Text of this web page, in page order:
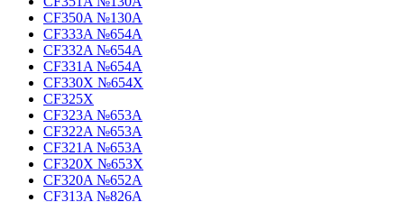
CF350A №130A
CF333A №654A
CF332A №654A
CF331A №654A
CF330X №654X
CF325X
CF323A №653A
CF322A №653A
CF321A №653A
CF320X №653X
CF320A №652A
CF313A №826A